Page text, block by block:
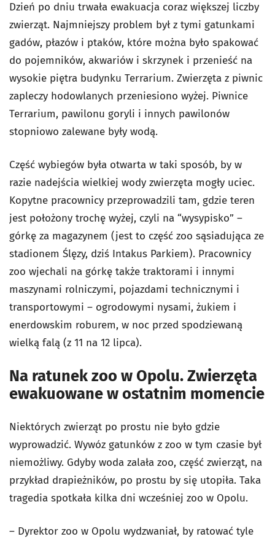
Dzień po dniu trwała ewakuacja coraz większej liczby
zwierząt. Najmniejszy problem był z tymi gatunkami
gadów, płazów i ptaków, które można było spakować
do pojemników, akwariów i skrzynek i przenieść na
wysokie piętra budynku Terrarium. Zwierzęta z piwnic
zapleczy hodowlanych przeniesiono wyżej. Piwnice
Terrarium, pawilonu goryli i innych pawilonów
stopniowo zalewane były wodą.
Część wybiegów była otwarta w taki sposób, by w
razie nadejścia wielkiej wody zwierzęta mogły uciec.
Kopytne pracownicy przeprowadzili tam, gdzie teren
jest położony trochę wyżej, czyli na “wysypisko” –
górkę za magazynem (jest to część zoo sąsiadująca ze
stadionem Ślęzy, dziś Intakus Parkiem). Pracownicy
zoo wjechali na górkę także traktorami i innymi
maszynami rolniczymi, pojazdami technicznymi i
transportowymi – ogrodowymi nysami, żukiem i
enerdowskim roburem, w noc przed spodziewaną
wielką falą (z 11 na 12 lipca).
Na ratunek zoo w Opolu. Zwierzęta
ewakuowane w ostatnim momencie
Niektórych zwierząt po prostu nie było gdzie
wyprowadzić. Wywóz gatunków z zoo w tym czasie był
niemożliwy. Gdyby woda zalała zoo, część zwierząt, na
przykład drapieżników, po prostu by się utopiła. Taka
tragedia spotkała kilka dni wcześniej zoo w Opolu.
– Dyrektor zoo w Opolu wydzwaniał, by ratować tyle